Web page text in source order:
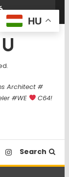
Architect #
#WE
C64!
Search
HU